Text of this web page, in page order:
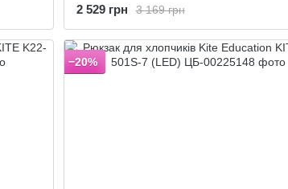
3 169 грн
2 529 грн
−20%